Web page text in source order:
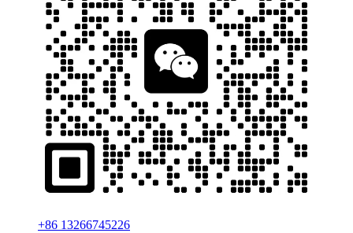
+86 13266745226